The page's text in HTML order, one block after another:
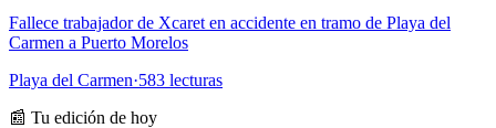
Fallece trabajador de Xcaret en accidente en tramo de Playa del
Carmen a Puerto Morelos
Playa del Carmen·583 lecturas
📰 Tu edición de hoy